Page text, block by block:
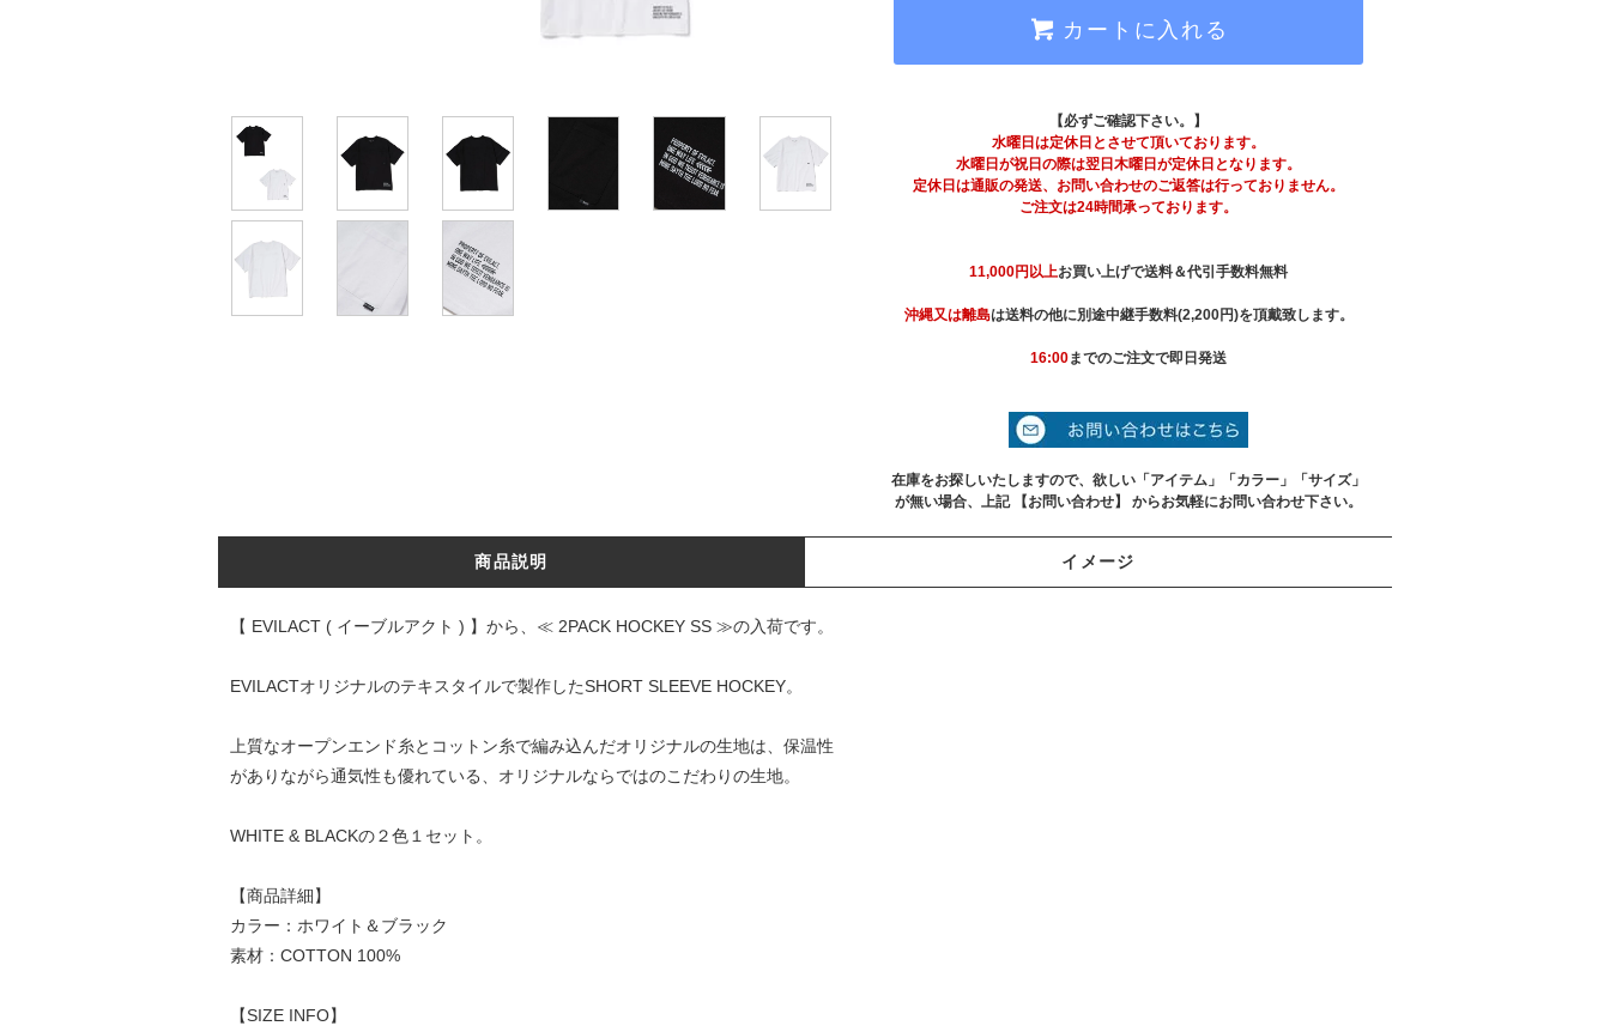
カートに入れる
【必ずご確認下さい。】
水曜日は定休日とさせて頂いております。
水曜日が祝日の際は翌日木曜日が定休日となります。
定休日は通販の発送、お問い合わせのご返答は行っておりません。
ご注文は24時間承っております。
11,000円以上お買い上げで送料＆代引手数料無料
沖縄又は離島は送料の他に別途中継手数料(2,200円)を頂戴致します。
16:00までのご注文で即日発送
在庫をお探しいたしますので、欲しい「アイテム」「カラー」「サイズ」
が無い場合、上記 【お問い合わせ】 からお気軽にお問い合わせ下さい。
商品説明 イメージ
【 EVILACT ( イーブルアクト ) 】から、≪ 2PACK HOCKEY SS ≫の入荷です。
EVILACTオリジナルのテキスタイルで製作したSHORT SLEEVE HOCKEY。
上質なオープンエンド糸とコットン糸で編み込んだオリジナルの生地は、保温性
がありながら通気性も優れている、オリジナルならではのこだわりの生地。
WHITE & BLACKの２色１セット。
【商品詳細】
カラー：ホワイト＆ブラック
素材：COTTON 100%
【SIZE INFO】